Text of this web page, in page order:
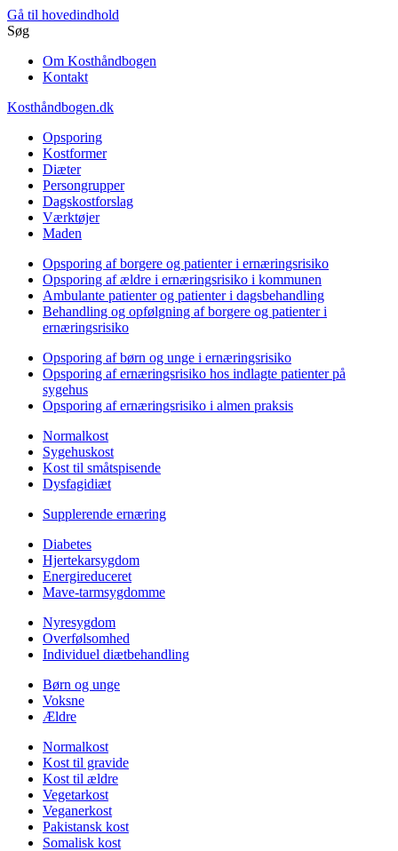
Gå til hovedindhold
Søg
Om Kosthåndbogen
Kontakt
Kosthåndbogen.dk
Opsporing
Kostformer
Diæter
Persongrupper
Dagskostforslag
Værktøjer
Maden
Opsporing af borgere og patienter i ernæringsrisiko
Opsporing af ældre i ernæringsrisiko i kommunen
Ambulante patienter og patienter i dagsbehandling
Behandling og opfølgning af borgere og patienter i
ernæringsrisiko
Opsporing af børn og unge i ernæringsrisiko
Opsporing af ernæringsrisiko hos indlagte patienter på
sygehus
Opsporing af ernæringsrisiko i almen praksis
Normalkost
Sygehuskost
Kost til småtspisende
Dysfagidiæt
Supplerende ernæring
Diabetes
Hjertekarsygdom
Energireduceret
Mave-tarmsygdomme
Nyresygdom
Overfølsomhed
Individuel diætbehandling
Børn og unge
Voksne
Ældre
Normalkost
Kost til gravide
Kost til ældre
Vegetarkost
Veganerkost
Pakistansk kost
Somalisk kost